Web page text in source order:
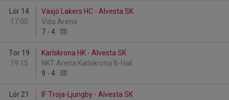
Lör 14
17:00
Växjö Lakers HC - Alvesta SK
Vida Arena
7 - 4
Tor 19
19:15
Karlskrona HK - Alvesta SK
NKT Arena Karlskrona B-Hall
9 - 4
Lör 21
IF Troja-Ljungby - Alvesta SK